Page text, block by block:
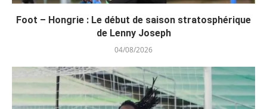
Foot – Hongrie : Le début de saison stratosphérique
de Lenny Joseph
04/08/2026